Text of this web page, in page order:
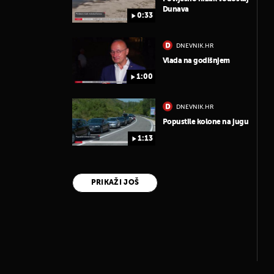
0:33
Dunava
1:00
DNEVNIK.HR
Vlada na godišnjem
1:13
DNEVNIK.HR
Popustile kolone na jugu
PRIKAŽI JOŠ